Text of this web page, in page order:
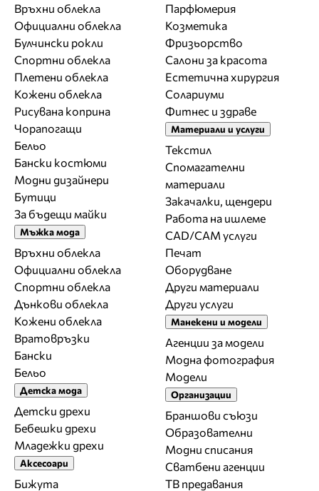
Връхни облекла
Официални облекла
Булчински рокли
Спортни облекла
Плетени облекла
Кожени облекла
Рисувана коприна
Чорапогащи
Бельо
Бански костюми
Модни дизайнери
Бутици
За бъдещи майки
Мъжка мода
Връхни облекла
Официални облекла
Спортни облекла
Дънкови облекла
Кожени облекла
Вратовръзки
Бански
Бельо
Детска мода
Детски дрехи
Бебешки дрехи
Младежки дрехи
Аксесоари
Бижута
Парфюмерия
Козметика
Фризьорство
Салони за красота
Естетична хирургия
Солариуми
Фитнес и здраве
Материали и услуги
Текстил
Спомагателни
материали
Закачалки, щендери
Работа на ишлеме
CAD/CAM услуги
Печат
Оборудване
Други материали
Други услуги
Манекени и модели
Агенции за модели
Модна фотография
Модели
Организации
Браншови съюзи
Образователни
Модни списания
Сватбени агенции
ТВ предавания